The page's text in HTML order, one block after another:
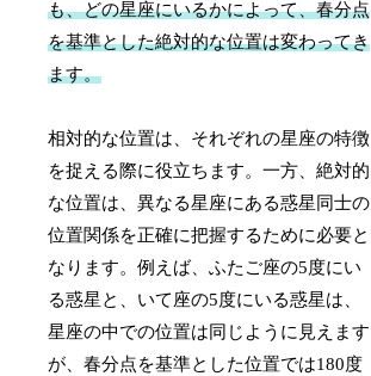
も、どの星座にいるかによって、春分点
を基準とした絶対的な位置は変わってき
ます。
相対的な位置は、それぞれの星座の特徴
を捉える際に役立ちます。一方、絶対的
な位置は、異なる星座にある惑星同士の
位置関係を正確に把握するために必要と
なります。例えば、ふたご座の5度にい
る惑星と、いて座の5度にいる惑星は、
星座の中での位置は同じように見えます
が、春分点を基準とした位置では180度